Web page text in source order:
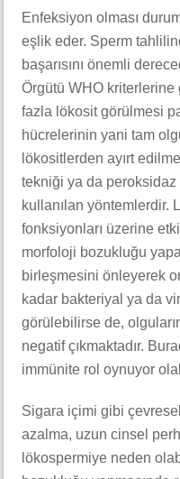
Enfeksiyon olması
eşlik eder. Sperm
başarısını önemli
Örgütü WHO kriterlerine
fazla lökosit görülmesi
hücrelerinin yani tam
lökositlerden ayırt
tekniği ya da peroksidaz
kullanılan yöntemlerdir.
fonksiyonları üzerine
morfoloji bozukluğu
birleşmesini önleyerek
kadar bakteriyal ya da
görülebilirse de,
negatif çıkmaktadır.
immünite rol oynuyor
Sigara içimi gibi
azalma, uzun cinsel
lökospermiye neden